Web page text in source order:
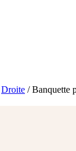
Droite / Banquette